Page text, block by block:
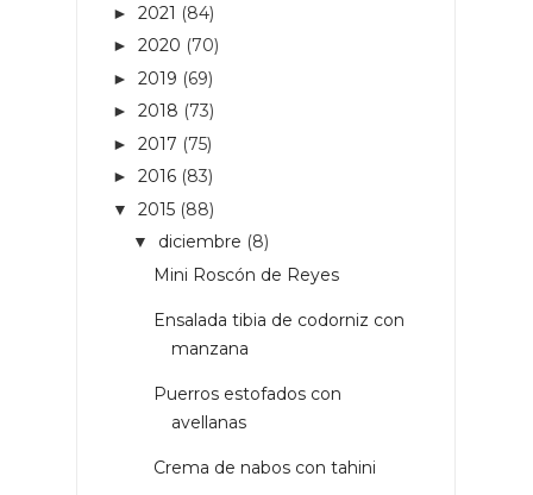
► 2021 (84)
► 2020 (70)
► 2019 (69)
► 2018 (73)
► 2017 (75)
► 2016 (83)
▼ 2015 (88)
▼ diciembre (8)
Mini Roscón de Reyes
Ensalada tibia de codorniz con
manzana
Puerros estofados con
avellanas
Crema de nabos con tahini